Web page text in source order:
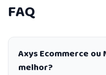
FAQ
Axys Ecommerce ou
melhor?